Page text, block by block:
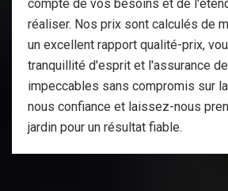
compte de vos besoins et de
réaliser. Nos prix sont calculés de
un excellent rapport qualité-prix,
tranquillité d'esprit et l'assurance
impeccables sans compromis sur
nous confiance et laissez-nous
jardin pour un résultat fiable.